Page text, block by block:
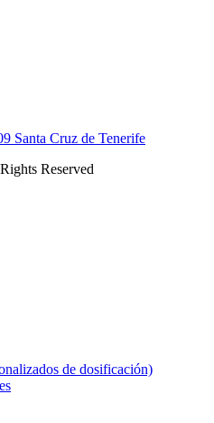
Santa Cruz de Tenerife
Reserved
de dosificación)